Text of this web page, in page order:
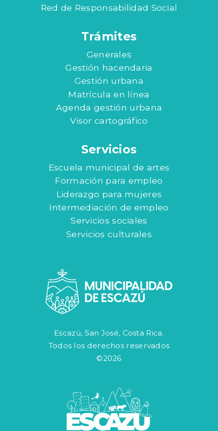
Red de Responsabilidad Social
Trámites
Generales
Gestión hacendaria
Gestión urbana
Matrícula en línea
Agenda gestión urbana
Visor cartográfico
Servicios
Escuela municipal de artes
Formación para empleo
Liderazgo para mujeres
Intermediación de empleo
Servicios sociales
Servicios culturales
Escazú, San José, Costa Rica.
Todos los derechos reservados
©2026